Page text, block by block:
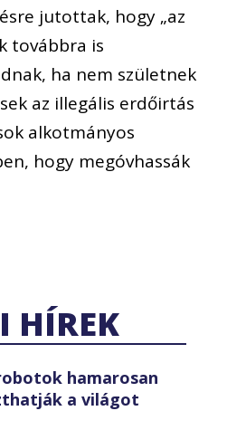
jutottak, hogy „az
továbbra is
ha nem születnek
az illegális erdőirtás
alkotmányos
hogy megóvhassák
HÍREK
hamarosan
a világot